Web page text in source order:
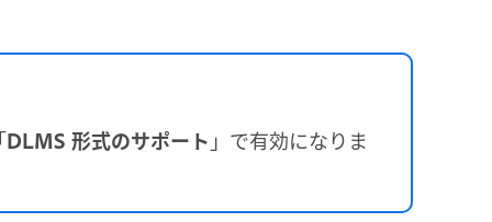
DLMS 形式のサポート 」で有効になりま